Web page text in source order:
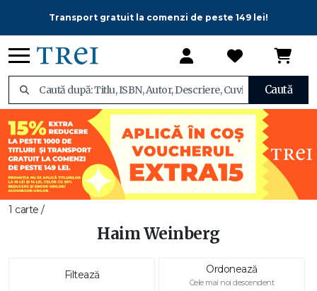
Transport gratuit la comenzi de peste 149 lei!
Caută
1 carte /
Haim Weinberg
Filtează Ordonează
Cele mai noi descendent